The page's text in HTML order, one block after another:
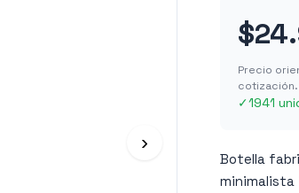
›
Precio
cotización.
✓1941
Botella
minimalista